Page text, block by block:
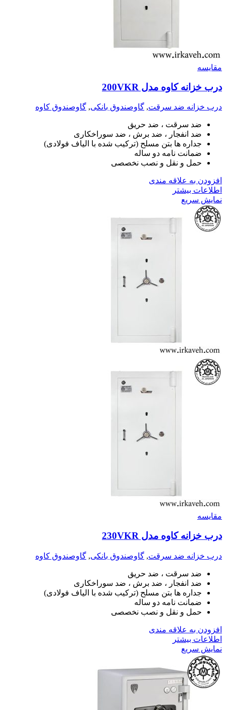
مقايسه
درب خزانه کاوه مدل 200VKR
درب خزانه ضد سرقت, گاوصندوق بانکی, گاوصندوق کاوه
ضد سرقت ، ضد حریق
ضد انفجار ، ضد برش ، ضد سوراخکاری
جداره ها بتن مسلح (ترکیب شده با الیاف فولادی)
ضمانت نامه دو ساله
حمل و نقل و نصب نخصصی
افزودن به علاقه مندی
اطلاعات بیشتر
نمایش سریع
مقايسه
درب خزانه کاوه مدل 230VKR
درب خزانه ضد سرقت, گاوصندوق بانکی, گاوصندوق کاوه
ضد سرقت ، ضد حریق
ضد انفجار ، ضد برش ، ضد سوراخکاری
جداره ها بتن مسلح (ترکیب شده با الیاف فولادی)
ضمانت نامه دو ساله
حمل و نقل و نصب نخصصی
افزودن به علاقه مندی
اطلاعات بیشتر
نمایش سریع